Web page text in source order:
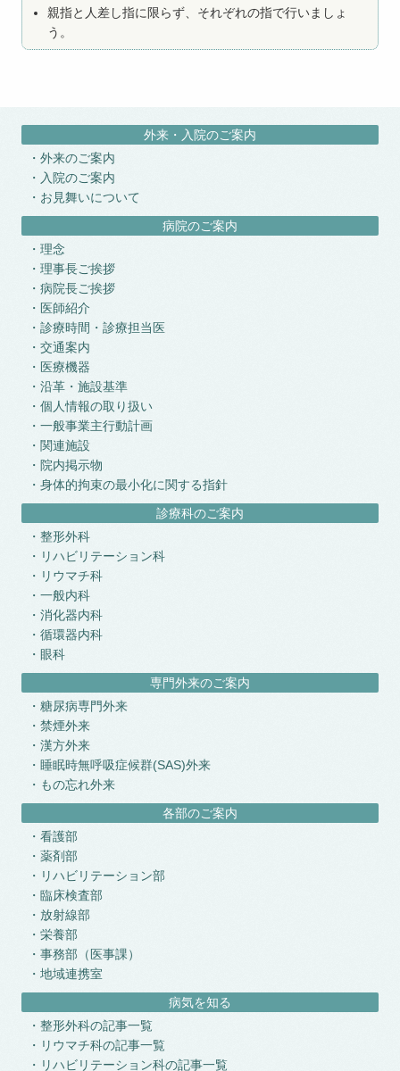
親指と人差し指に限らず、それぞれの指で行いましょ
う。
外来・入院のご案内
外来のご案内
入院のご案内
お見舞いについて
病院のご案内
理念
理事長ご挨拶
病院長ご挨拶
医師紹介
診療時間・診療担当医
交通案内
医療機器
沿革・施設基準
個人情報の取り扱い
一般事業主行動計画
関連施設
院内掲示物
身体的拘束の最小化に関する指針
診療科のご案内
整形外科
リハビリテーション科
リウマチ科
一般内科
消化器内科
循環器内科
眼科
専門外来のご案内
糖尿病専門外来
禁煙外来
漢方外来
睡眠時無呼吸症候群(SAS)外来
もの忘れ外来
各部のご案内
看護部
薬剤部
リハビリテーション部
臨床検査部
放射線部
栄養部
事務部（医事課）
地域連携室
病気を知る
整形外科の記事一覧
リウマチ科の記事一覧
リハビリテーション科の記事一覧